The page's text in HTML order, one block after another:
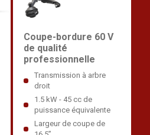
Coupe-bordure 60 V
de qualité
professionnelle
Transmission à arbre
droit
1.5 kW - 45 cc de
puissance équivalente
Largeur de coupe de